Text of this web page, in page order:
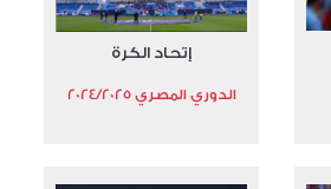
إتحاد الكرة
الدوري المصري 2024/2025